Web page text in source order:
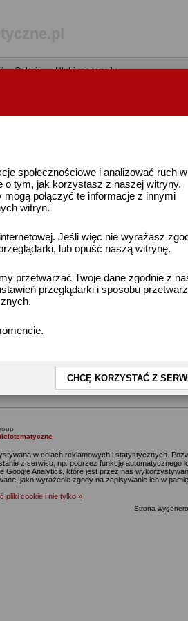
społecznościowe i analizować ruch w
o tym, jak korzystasz z naszej witryny,
połączyć te informacje z innymi
witryn.
Jeśli więc nie wyrażasz
lub opuść naszą witrynę.
przetwarzać Twoje dane zgodnie z
przeglądarki i sposobu
CHCĘ KORZYSTAĆ Z
•Galerie• Ulubione tematy
rejestracyjnego.
w celach reklamowych i statystycznych.
z serwisu, np. poprzez funkcję automatycznego
Google Analytics, które jest przez nas
jako wyrażenie zgody na zapisywanie ich w
pliki cookie i nie tylko »
Strona